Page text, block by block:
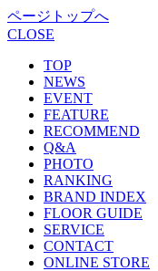
ページトップへ
CLOSE
TOP
NEWS
EVENT
FEATURE
RECOMMEND
Q&A
PHOTO
RANKING
BRAND INDEX
FLOOR GUIDE
SERVICE
CONTACT
ONLINE STORE